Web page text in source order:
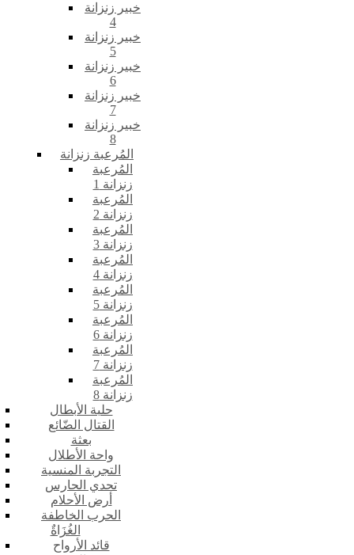
خبير زنزانة
4
خبير زنزانة
5
خبير زنزانة
6
خبير زنزانة
7
خبير زنزانة
8
المُرعبة زنزانة
المُرعبة
زنزانة 1
المُرعبة
زنزانة 2
المُرعبة
زنزانة 3
المُرعبة
زنزانة 4
المُرعبة
زنزانة 5
المُرعبة
زنزانة 6
المُرعبة
زنزانة 7
المُرعبة
زنزانة 8
حلبة الأبطال
القتال الضّائع
بعثة
واحة الأطلال
التجربة المنسية
تحدي الحارس
أرض الأحلام
الحرب الخاطفة
الغُزَاةٌ
قائد الأرواح